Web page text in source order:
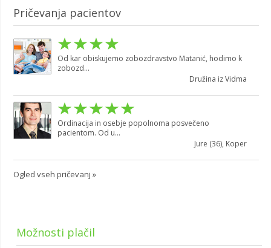
Pričevanja pacientov
Od kar obiskujemo zobozdravstvo Matanić, hodimo k
zobozd...
Družina iz Vidma
Ordinacija in osebje popolnoma posvečeno
pacientom. Od u...
Jure (36), Koper
Ogled vseh pričevanj »
Možnosti plačil